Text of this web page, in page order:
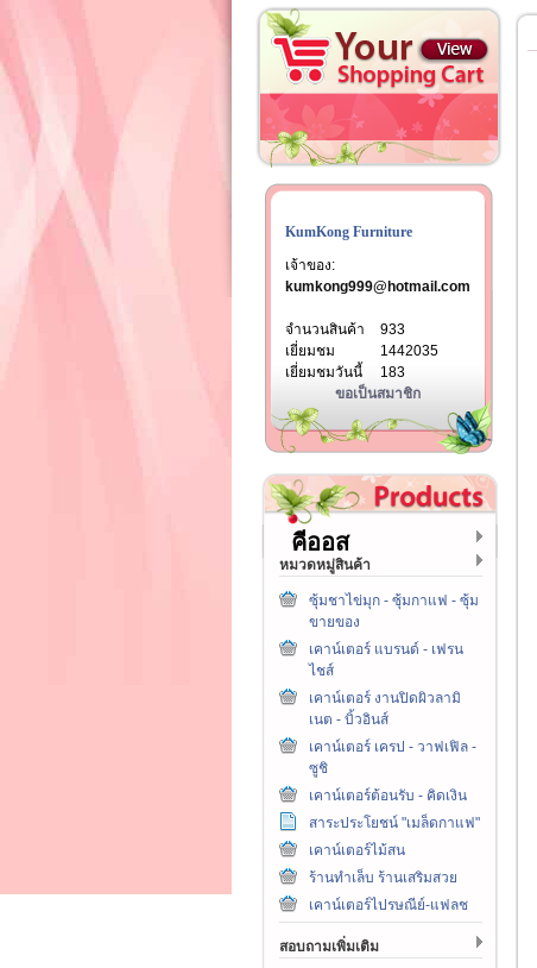
KumKong Furniture
เจ้าของ:
kumkong999@hotmail.com
จำนวนสินค้า
933
เยี่ยมชม
1442035
เยี่ยมชมวันนี้
183
ขอเป็นสมาชิก
คีออส
หมวดหมู่สินค้า
ซุ้มชาไข่มุก - ซุ้มกาแฟ - ซุ้ม
ขายของ
เคาน์เตอร์ แบรนด์ - เฟรน
ไชส์
เคาน์เตอร์ งานปิดผิวลามิ
เนต - บิ้วอินส์
เคาน์เตอร์ เครป - วาฟเฟิล -
ซูชิ
เคาน์เตอร์ต้อนรับ - คิดเงิน
สาระประโยชน์ "เมล็ดกาแฟ"
เคาน์เตอร์ไม้สน
ร้านทำเล็บ ร้านเสริมสวย
เคาน์เตอร์ไปรษณีย์-แฟลช
สอบถามเพิ่มเติม